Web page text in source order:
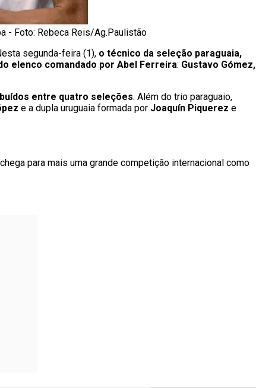
- Foto: Rebeca Reis/Ag.Paulistão
segunda-feira (1), o técnico da seleção paraguaia,
elenco comandado por Abel Ferreira: Gustavo Gómez,
entre quatro seleções. Além do trio paraguaio,
e a dupla uruguaia formada por Joaquín Piquerez e
para mais uma grande competição internacional como